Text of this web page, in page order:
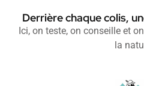
Derrière chaque colis,
Ici, on teste, on conseille et
la